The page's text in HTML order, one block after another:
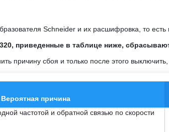
Schneider и их расшифровка, то
приведенные в таблице ниже,
причину сбоя и только после этого выключить,
Вероятная причина
частотой и обратной связью по скорости